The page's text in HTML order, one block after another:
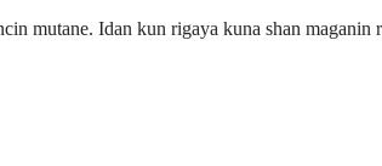
mutane. Idan kun rigaya kuna shan maganin